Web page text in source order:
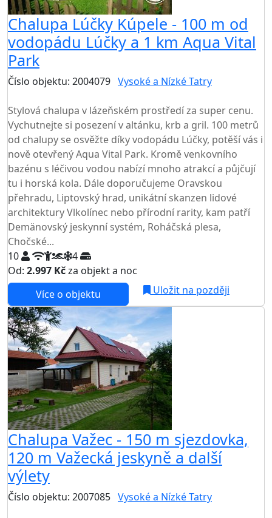
Chalupa Lúčky Kúpele - 100 m od
vodopádu Lúčky a 1 km Aqua Vital
Park
Číslo objektu: 2004079 Vysoké a Nízké Tatry
Stylová chalupa v lázeňském prostředí za super cenu.
Vychutnejte si posezení v altánku, krb a gril. 100 metrů
od chalupy se osvěžte díky vodopádu Lúčky, potěší vás i
nově otevřený Aqua Vital Park. Kromě venkovního
bazénu s léčivou vodou nabízí mnoho atrakcí a půjčují
tu i horská kola. Dále doporučujeme Oravskou
přehradu, Liptovský hrad, unikátní skanzen lidové
architektury Vlkolínec nebo přírodní rarity, kam patří
Demänovský jeskynní systém, Roháčská plesa,
Chočské...
10
4
Od: 2.997 Kčza objekt a noc
Více o objektu
Uložit na později
Chalupa Važec - 150 m sjezdovka,
120 m Važecká jeskyně a další
výlety
Číslo objektu: 2007085 Vysoké a Nízké Tatry